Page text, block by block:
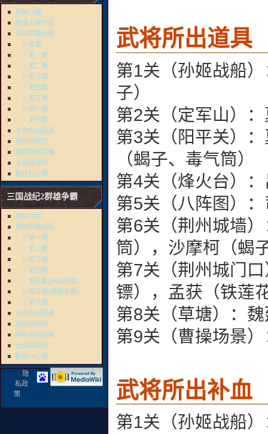
武将所出道具
第1关（孙姬战船
子）
第2关（定军山）
第3关（阳平关）
（蝎子、毒气筒）
第4关（烽火台）
第5关（八阵图）
第6关（荆州城墙
筒），沙摩柯（蝎
第7关（荆州城门
镖），孟获（铁莲
第8关（草塘）：
第9关（曹操场景
武将所出补血
第1关（孙姬战船
系统介绍
新增人物介绍
详细攻略流程
├ 序章
├ 第一章
├ 第二章
├ 第三章
├ 第四章
├ 第五章
├ 第六章
└ 第七章
全角色出招表
连续技研究
降将资料攻略
全道具资料
秘技与心得
三国战纪2群雄争霸
系统介绍
详细攻略流程
├ 第一章
├ 第二章
├ 第三章
├ 第四章
├ 第五章(决战赤壁)
├ 第五章(蜀吴争霸)
└ 第六章
全角色出招表
连续技研究
降将资料攻略
全道具资料
秘技与心得
隐
私政
策